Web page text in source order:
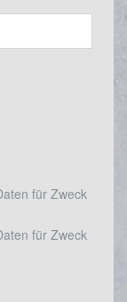
für Zweck
für Zweck